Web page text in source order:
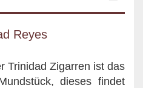
Reyes
Trinidad Zigarren ist das
dieses findet